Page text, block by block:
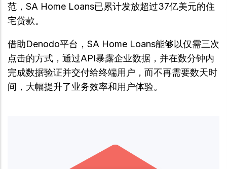
范，SA Home Loans已累计发放超过37亿美元的住
宅贷款。
借助Denodo平台，SA Home Loans能够以仅需三次
点击的方式，通过API暴露企业数据，并在数分钟内
完成数据验证并交付给终端用户，而不再需要数天时
间，大幅提升了业务效率和用户体验。